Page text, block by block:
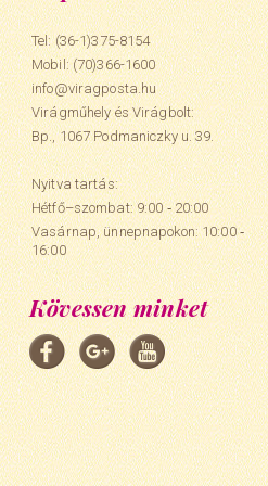
Tel: (36-1)375-8154
Mobil:(70)366-1600
info@viragposta.hu
Virágműhely és Virágbolt:
Bp., 1067 Podmaniczky u. 39.
Nyitva tartás:
Hétfő–szombat: 9:00 ‑ 20:00
Vasárnap, ünnepnapokon: 10:00 ‑
16:00
Kövessen minket